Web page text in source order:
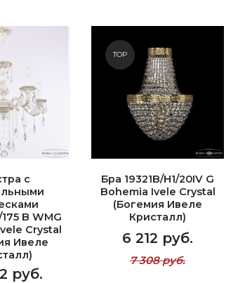
с
B WMG
Crystal
Ивеле
руб.
TOP
Бра 19321B/H1/20IV G
Bohemia Ivele Crystal
(Богемия Ивеле
Кристалл)
6 212 руб.
7 308 руб.